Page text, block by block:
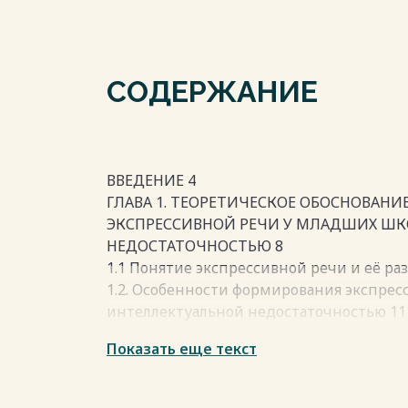
СОДЕРЖАНИЕ
ВВЕДЕНИЕ 4
ГЛАВА 1. ТЕОРЕТИЧЕСКОЕ
ЭКСПРЕССИВНОЙ РЕЧИ У МЛАДШИХ
НЕДОСТАТОЧНОСТЬЮ 8
1.1 Понятие экспрессивной речи и её
1.2. Особенности формирования
интеллектуальной недостаточностью 11
младшихшкольников с
Показать еще текст